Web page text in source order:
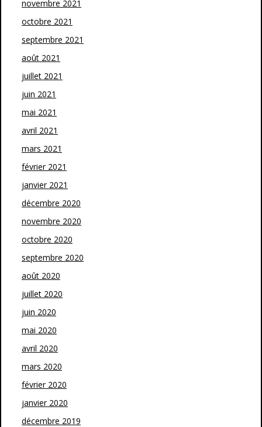
novembre 2021
octobre 2021
septembre 2021
août 2021
juillet 2021
juin 2021
mai 2021
avril 2021
mars 2021
février 2021
janvier 2021
décembre 2020
novembre 2020
octobre 2020
septembre 2020
août 2020
juillet 2020
juin 2020
mai 2020
avril 2020
mars 2020
février 2020
janvier 2020
décembre 2019